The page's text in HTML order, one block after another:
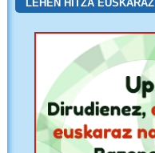
LEHEN HITZA EUSKARAZ